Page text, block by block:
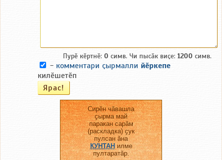
Пурӗ кӗртнӗ: 0 симв. Чи пысӑк виҫе: 1200 симв.
- комментари ҫырмалли йӗркепе
килӗшетӗп
Сирӗн чӑвашла
ҫырма май
паракан сарӑм
(раскладка) ҫук
пулсан ӑна
КУНТАНилме
пултаратӑр.